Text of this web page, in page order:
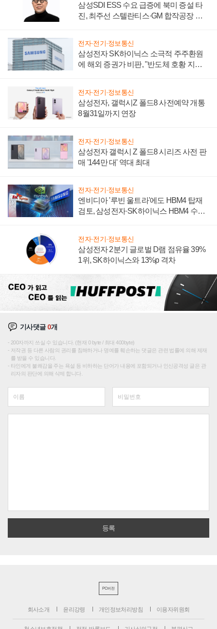
삼성SDI ESS 수요 급증에 북미 증설 타
진, 최주선 스텔란티스·GM 합작공장 건
전자·전기·정보통신
삼성전자 SK하이닉스 소극적 주주환원
에 해외 증권가 비판, "반도체 호황 지속
전자·전기·정보통신
삼성전자, 갤럭시Z 폴드8 사전예약 개통
8월31일까지 연장
전자·전기·정보통신
삼성전자 갤럭시 Z 폴드8 시리즈 사전 판
매 '144만 대' 역대 최대
전자·전기·정보통신
엔비디아 '루빈 울트라'에도 HBM4 탑재
검토, 삼성전자·SK하이닉스 HBM4 수율
전자·전기·정보통신
삼성전자 2분기 글로벌 D램 점유율 39%
1위, SK하이닉스와 13%p 격차
기사댓글0개
200자까지 쓰실 수 있습니다. (현재 0 byte / 최대 400byte)
저작권 등 다른 사람의 권리를 침해하거나 명예를 훼손하는 댓글은 관련 법률에 의해 제재
를 받을 수 있습니다.
타인에게 불쾌감을 주는 욕설 등 비하하는 단어가 내용에 포함되거나 인신공격성 글은 관
리자의 판단에 의해 삭제 합니다.
PC버전
회사소개 윤리강령 개인정보처리방침 이용자위원회